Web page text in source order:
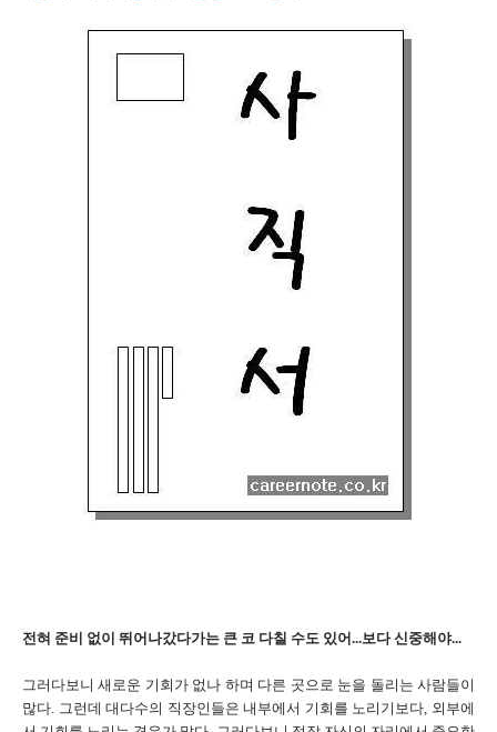
전혀 준비 없이 뛰어나갔다가는 큰 코 다칠 수도 있어...보다 신중해야...
그러다보니 새로운 기회가 없나 하며 다른 곳으로 눈을 돌리는 사람들이
많다. 그런데 대다수의 직장인들은 내부에서 기회를 노리기보다, 외부에